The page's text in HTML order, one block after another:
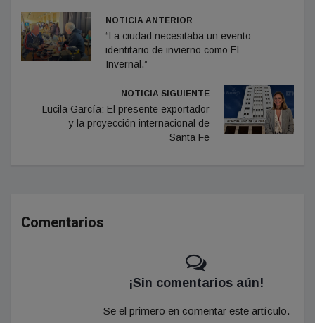
NOTICIA ANTERIOR
“La ciudad necesitaba un evento
identitario de invierno como El
Invernal.”
NOTICIA SIGUIENTE
Lucila García: El presente exportador
y la proyección internacional de
Santa Fe
Comentarios
¡Sin comentarios aún!
Se el primero en comentar este artículo.